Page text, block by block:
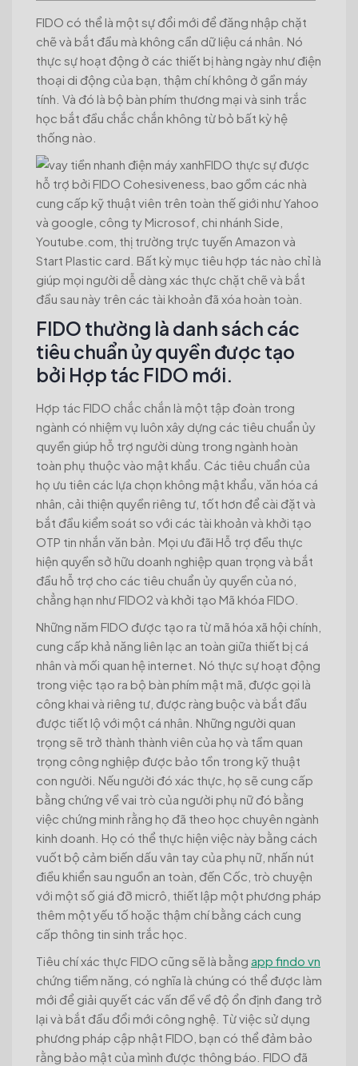
FIDO có thể là một sự đổi mới để đăng nhập chặt
chẽ và bắt đầu mà không cần dữ liệu cá nhân. Nó
thực sự hoạt động ở các thiết bị hàng ngày như điện
thoại di động của bạn, thậm chí không ở gần máy
tính. Và đó là bộ bàn phím thương mại và sinh trắc
học bắt đầu chắc chắn không từ bỏ bất kỳ hệ
thống nào.
FIDO thực sự được
hỗ trợ bởi FIDO Cohesiveness, bao gồm các nhà
cung cấp kỹ thuật viên trên toàn thế giới như Yahoo
và google, công ty Microsof, chi nhánh Side,
Youtube.com, thị trường trực tuyến Amazon và
Start Plastic card. Bất kỳ mục tiêu hợp tác nào chỉ là
giúp mọi người dễ dàng xác thực chặt chẽ và bắt
đầu sau này trên các tài khoản đã xóa hoàn toàn.
FIDO thường là danh sách các
tiêu chuẩn ủy quyền được tạo
bởi Hợp tác FIDO mới.
Hợp tác FIDO chắc chắn là một tập đoàn trong
ngành có nhiệm vụ luôn xây dựng các tiêu chuẩn ủy
quyền giúp hỗ trợ người dùng trong ngành hoàn
toàn phụ thuộc vào mật khẩu. Các tiêu chuẩn của
họ ưu tiên các lựa chọn không mật khẩu, văn hóa cá
nhân, cải thiện quyền riêng tư, tốt hơn để cài đặt và
bắt đầu kiểm soát so với các tài khoản và khởi tạo
OTP tin nhắn văn bản. Mọi ưu đãi Hỗ trợ đều thực
hiện quyền sở hữu doanh nghiệp quan trọng và bắt
đầu hỗ trợ cho các tiêu chuẩn ủy quyền của nó,
chẳng hạn như FIDO2 và khởi tạo Mã khóa FIDO.
Những năm FIDO được tạo ra từ mã hóa xã hội chính,
cung cấp khả năng liên lạc an toàn giữa thiết bị cá
nhân và mối quan hệ internet. Nó thực sự hoạt động
trong việc tạo ra bộ bàn phím mật mã, được gọi là
công khai và riêng tư, được ràng buộc và bắt đầu
được tiết lộ với một cá nhân. Những người quan
trọng sẽ trở thành thành viên của họ và tầm quan
trọng công nghiệp được bảo tồn trong kỹ thuật
con người. Nếu người đó xác thực, họ sẽ cung cấp
bằng chứng về vai trò của người phụ nữ đó bằng
việc chứng minh rằng họ đã theo học chuyên ngành
kinh doanh. Họ có thể thực hiện việc này bằng cách
vuốt bộ cảm biến dấu vân tay của phụ nữ, nhấn nút
điều khiển sau nguồn an toàn, đến Cốc, trò chuyện
với một số giá đỡ micrô, thiết lập một phương pháp
thêm một yếu tố hoặc thậm chí bằng cách cung
cấp thông tin sinh trắc học.
Tiêu chí xác thực FIDO cũng sẽ là bằng app findo vn
chứng tiềm năng, có nghĩa là chúng có thể được làm
mới để giải quyết các vấn đề về độ ổn định đang trở
lại và bắt đầu đổi mới công nghệ. Từ việc sử dụng
phương pháp cập nhật FIDO, bạn có thể đảm bảo
rằng bảo mật của mình được thông báo. FIDO đã